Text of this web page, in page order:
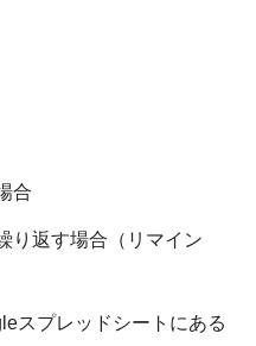
合
り返す場合（リマイン
スプレッドシートにある